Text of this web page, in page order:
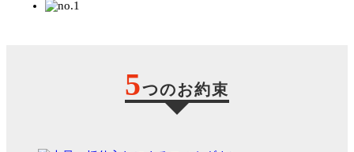
5つのお約束